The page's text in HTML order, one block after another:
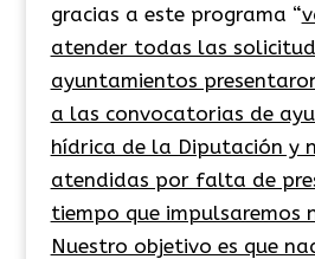
gracias a este programa “
atender todas las
ayuntamientos
a las convocatorias de
hídrica de la Diputación y
atendidas por falta de
tiempo que impulsaremos
Nuestro objetivo es que